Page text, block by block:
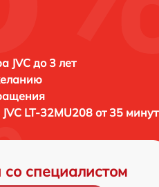
JVC до 3 лет
JVC LT-32MU208 от 35 минут
со специалистом